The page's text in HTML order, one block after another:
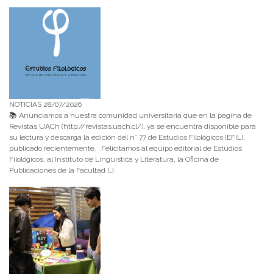
NOTICIAS 28/07/2026
📚 Anunciamos a nuestra comunidad universitaria que en la página de
Revistas UACh (http://revistas.uach.cl/), ya se encuentra disponible para
su lectura y descarga la edición del n° 77 de Estudios Filológicos (EFIL),
publicado recientemente. Felicitamos al equipo editorial de Estudios
Filológicos, al Instituto de Lingüística y Literatura, la Oficina de
Publicaciones de la Facultad […]